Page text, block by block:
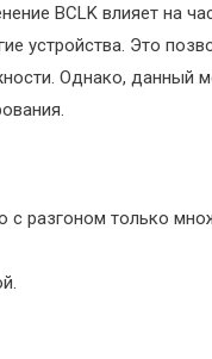
BCLK влияет на
устройства. Это
Однако, данный
разгоном только